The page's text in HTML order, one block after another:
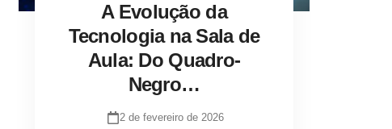
A Evolução da
Tecnologia na Sala de
Aula: Do Quadro-
Negro…
2 de fevereiro de 2026